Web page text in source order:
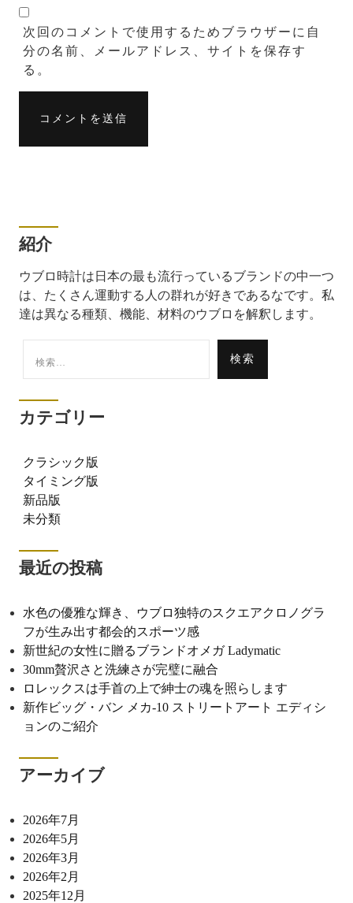
次回のコメントで使用するためブラウザーに自
分の名前、メールアドレス、サイトを保存す
る。
紹介
ウブロ時計は日本の最も流行っているブランドの中一つ
は、たくさん運動する人の群れが好きであるなです。私
達は異なる種類、機能、材料のウブロを解釈します。
索:
カテゴリー
クラシック版
タイミング版
新品版
未分類
最近の投稿
水色の優雅な輝き、ウブロ独特のスクエアクロノグラ
フが生み出す都会的スポーツ感
新世紀の女性に贈るブランドオメガ Ladymatic
30mm贅沢さと洗練さが完璧に融合
ロレックスは手首の上で紳士の魂を照らします
新作ビッグ・バン メカ-10 ストリートアート エディシ
ョンのご紹介
アーカイブ
2026年7月
2026年5月
2026年3月
2026年2月
2025年12月